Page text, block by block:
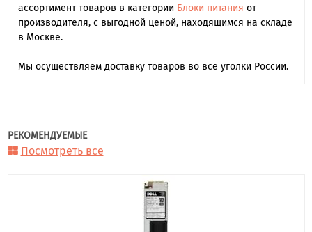
ассортимент товаров в категории Блоки питания от
производителя, с выгодной ценой, находящимся на складе
в Москве.
Мы осуществляем доставку товаров во все уголки России.
РЕКОМЕНДУЕМЫЕ
Посмотреть все